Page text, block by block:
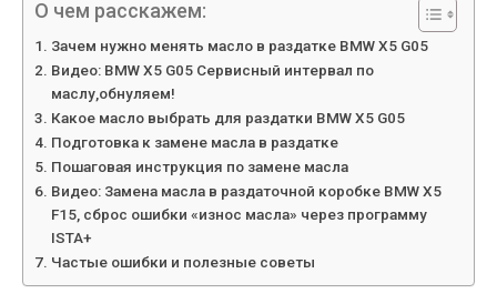
О чем расскажем:
Зачем нужно менять масло в раздатке BMW X5 G05
Видео: BMW X5 G05 Сервисный интервал по
маслу,обнуляем!
Какое масло выбрать для раздатки BMW X5 G05
Подготовка к замене масла в раздатке
Пошаговая инструкция по замене масла
Видео: Замена масла в раздаточной коробке BMW X5
F15, сброс ошибки «износ масла» через программу
ISTA+
Частые ошибки и полезные советы